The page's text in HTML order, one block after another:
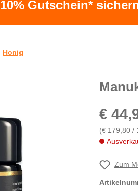
Gutschein*
Honig
€
(€ 179,80 /
Zum